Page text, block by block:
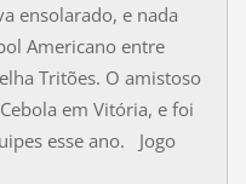
ensolarado, e nada
Americano entre
Tritões. O amistoso
em Vitória, e foi
esse ano. Jogo